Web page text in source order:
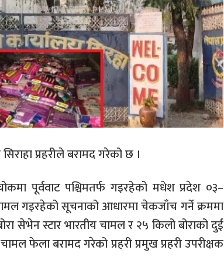
प्रहरीले बरामद गरेको छ ।
पूर्ववाट पश्चिमतर्फ गइरहेको मधेश प्रदेश ०३–
गइरहेको सूचनाको आधारमा चेकजाँच गर्ने क्रममा
सेभेन स्टार भारतीय चामल र २५ किलो बोराको दुई
फेला बरामद गरेको प्रहरी प्रमुख प्रहरी उपरीक्षक